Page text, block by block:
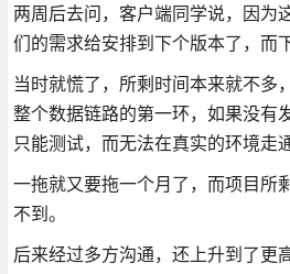
两周后去问，客户端同学说，因为
们的需求给安排到下个版本了，而
当时就慌了，所剩时间本来就不多
整个数据链路的第一环，如果没有
只能测试，而无法在真实的环境走通
一拖就又要拖一个月了，而项目所
不到。
后来经过多方沟通，还上升到了更